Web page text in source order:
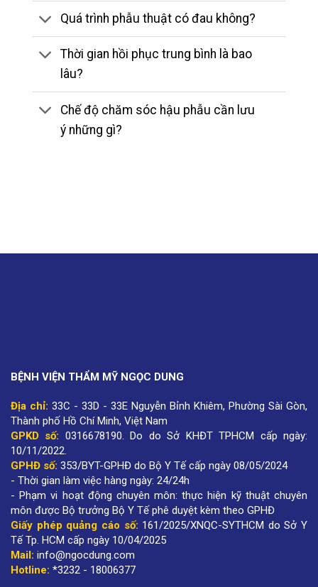
Quá trình phẫu thuật có đau không?
Thời gian hồi phục trung bình là bao
lâu?
Chế độ chăm sóc hậu phẫu cần lưu
ý những gì?
BỆNH VIỆN THẨM MỸ NGỌC DUNG
Địa chỉ: 33C - 33D - 33E Nguyễn Bỉnh Khiêm, Phường Sài Gòn,
Thành phố Hồ Chí Minh, Việt Nam
GPKD số: 0316678190. Do do Sở KHĐT TPHCM cấp ngày:
10/11/2022.
GPHĐ số: 353/BYT-GPHĐ do Bộ Y Tế cấp ngày 08/05/2024
- Thời gian làm việc hàng ngày: 24/24h
- Phạm vi hoạt động chuyên môn: thực hiện kỹ thuật chuyên
môn được Bộ trưởng Bộ Y Tế phê duyệt kèm theo GPHĐ
Giấy phép quảng cáo số: 161/2025/XNQC-SYTHCM do Sở Y
Tế Tp. HCM cấp ngày 10/04/2025
Mail: info@ngocdung.com
Hotline: *3232 - 18006377